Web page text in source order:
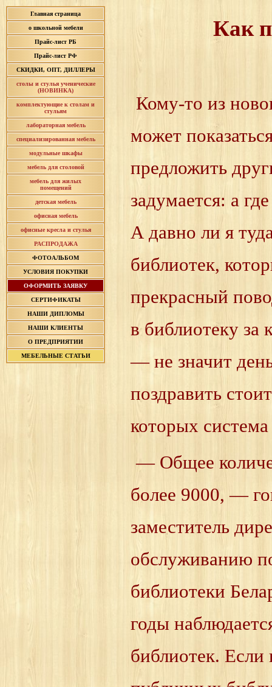
Главная страница
о школьной мебели
Прайс-лист РБ
Прайс-лист РФ
СКИДКИ, ОПТ, ДИЛЛЕРЫ
столы и стулья ученические
(НОВИНКА)
комплектующие к столам и
стульям
лабораторная мебель
специализированная мебель
модульные шкафы
мебель для столовой
мебель для жилых
помещений
детская мебель
офисная мебель
офисные кресла и стулья
РАСПРОДАЖА
ФОТОАЛЬБОМ
УСЛОВИЯ ПОКУПКИ
ОФОРМИТЬ ЗАЯВКУ
СЕРТИФИКАТЫ
НАШИ ДИПЛОМЫ
НАШИ КЛИЕНТЫ
О ПРЕДПРИЯТИИ
МЕБЕЛЬНЫЕ СТАТЬИ
Как
Кому-то из
может
предложить
задумается: а
А давно ли я
библиотек,
прекрасный
в библиотеку за
— не значит
поздравить
которых система
— Общее
более 9000, —
заместитель
обслуживанию
библиотеки
годы
библиотек. Если